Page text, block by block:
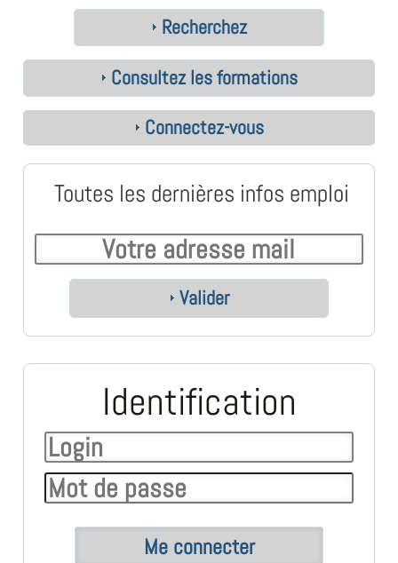
Recherchez
Consultez les formations
Connectez-vous
Toutes les dernières infos emploi
Valider
Identification